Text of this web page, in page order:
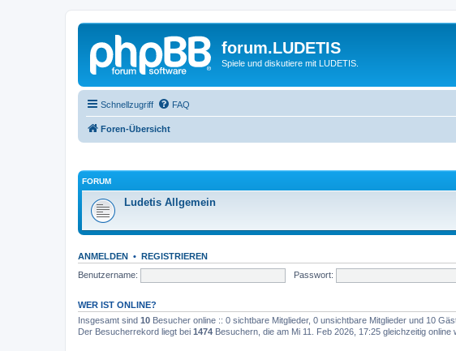
forum.LUDETIS
Spiele und diskutiere mit LUDETIS.
Schnellzugriff FAQ
Foren-Übersicht
FORUM
Ludetis Allgemein
ANMELDEN • REGISTRIEREN
Benutzername:
Passwort:
WER IST ONLINE?
Insgesamt sind 10 Besucher online :: 0 sichtbare Mitglieder, 0 unsichtbare Mitglieder und 10
Der Besucherrekord liegt bei 1474 Besuchern, die am Mi 11. Feb 2026, 17:25 gleichzeitig online